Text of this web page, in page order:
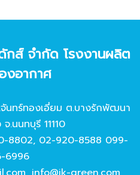
กส์ จํากัด โรงงานผลิต
งอากาศ
นทร์ทองเอี่ยม ต.บางรักพัฒนา
.นนทบุรี 11110
8802, 02-920-8588 099-
6996